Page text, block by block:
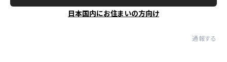
日本国内にお住まいの方向け
通報する